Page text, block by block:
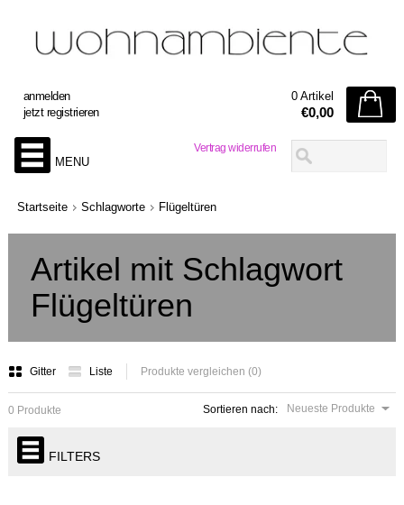
Vertrag widerrufen
anmelden
jetzt registrieren
0 Artikel
€0,00
MENU
Startseite Schlagworte Flügeltüren
Artikel mit Schlagwort
Flügeltüren
Gitter Liste Produkte vergleichen (0)
Sortieren nach: Neueste Produkte
0 Produkte
FILTERS